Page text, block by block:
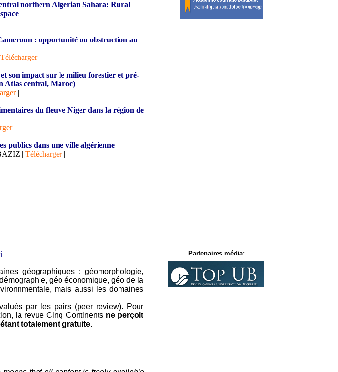
géographiques : géomorphologie,
géo économique, géo de la
mais aussi les domaines
par les pairs (peer review). Pour
la revue Cinq Continents ne perçoit
totalement gratuite.
Partenaires média:
northern Algerian Sahara: Rural
: opportunité ou obstruction au
Télécharger|
son impact sur le milieu forestier et pré-
Atlas central, Maroc)
|
du fleuve Niger dans la région de
|
publics dans une ville algérienne
| Télécharger|